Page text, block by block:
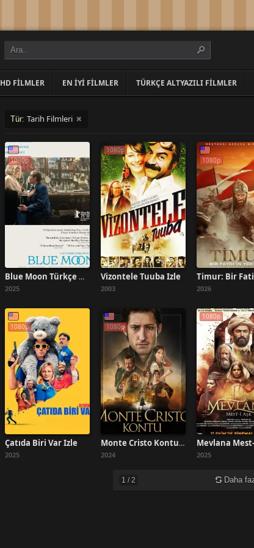
HD FILMLER EN İYI FILMLER TÜRKÇE ALTYAZILI FILMLER
Tür: Tarih Filmleri
1080p
Blue Moon Türkçe Dublaj İzle
2025
1080p
Vizontele Tuuba İzle
2003
1080p
2026
1080p
Çatıda Biri Var İzle
2025
1080p
Monte Cristo Kontu Film İzle
2024
1080p
2025
1 / 2 Daha